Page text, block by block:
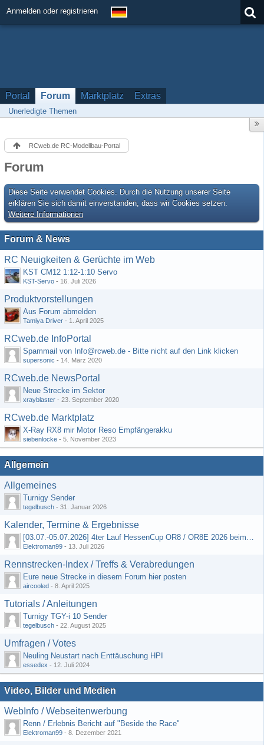
Anmelden oder registrieren
Portal Forum Marktplatz Extras
Unerledigte Themen
RCweb.de RC-Modellbau-Portal
Forum
Diese Seite verwendet Cookies. Durch die Nutzung unserer Seite
erklären Sie sich damit einverstanden, dass wir Cookies setzen.
Weitere Informationen
Forum & News
RC Neuigkeiten & Gerüchte im Web
KST CM12 1:12-1:10 Servo
KST-Servo - 16. Juli 2026
Produktvorstellungen
Aus Forum abmelden
Tamiya Driver - 1. April 2025
RCweb.de InfoPortal
Spammail von Info@rcweb.de - Bitte nicht auf den Link klicken
supersonic - 14. März 2020
RCweb.de NewsPortal
Neue Strecke im Sektor
xrayblaster - 23. September 2020
RCweb.de Marktplatz
X-Ray RX8 mir Motor Reso Empfängerakku
siebenlocke - 5. November 2023
Allgemein
Allgemeines
Turnigy Sender
tegelbusch - 31. Januar 2026
Kalender, Termine & Ergebnisse
[03.07.-05.07.2026] 4ter Lauf HessenCup OR8 / OR8E 2026 beim MSV Linsengericht e.V.
Elektroman99 - 13. Juli 2026
Rennstrecken-Index / Treffs & Verabredungen
Eure neue Strecke in diesem Forum hier posten
aircooled - 8. April 2025
Tutorials / Anleitungen
Turnigy TGY-i 10 Sender
tegelbusch - 22. August 2025
Umfragen / Votes
Neuling Neustart nach Enttäuschung HPI
essedex - 12. Juli 2024
Video, Bilder und Medien
WebInfo / Webseitenwerbung
Renn / Erlebnis Bericht auf "Beside the Race"
Elektroman99 - 8. Dezember 2021